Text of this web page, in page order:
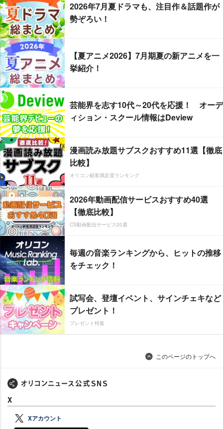
2026年7月夏ドラマも、注目作＆話題作が
勢ぞろい！
【夏アニメ2026】7月期夏の新アニメを一
挙紹介！
芸能界を志す10代～20代を応援！ オーデ
ィション・スクール情報はDeview
漫画読み放題サブスクおすすめ11選【徹底
比較】
オリコン顧客満足度ランキング
2026年動画配信サービスおすすめ40選
【徹底比較】
CS動画配信サービス20選
毎週の音楽ランキングから、ヒットの推移
をチェック！
試写会、登壇イベント、サインチェキなど
プレゼント！
プレゼント特集
このページのトップへ
X
Xアカウント